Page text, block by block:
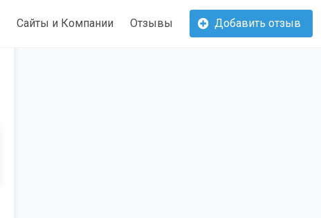
Сайты и Компании Отзывы Добавить отзыв